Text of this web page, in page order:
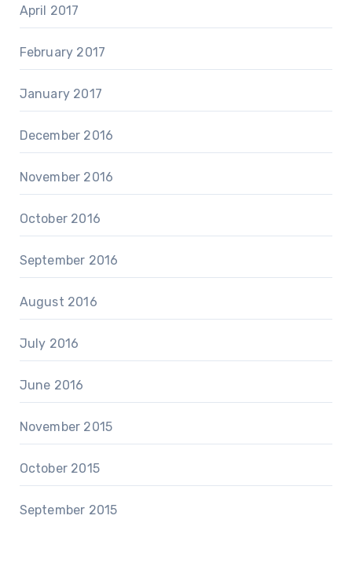
April 2017
February 2017
January 2017
December 2016
November 2016
October 2016
September 2016
August 2016
July 2016
June 2016
November 2015
October 2015
September 2015